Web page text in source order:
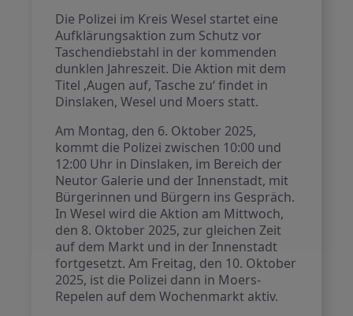
Die Polizei im Kreis Wesel startet eine
Aufklärungsaktion zum Schutz vor
Taschendiebstahl in der kommenden
dunklen Jahreszeit. Die Aktion mit dem
Titel ‚Augen auf, Tasche zu‘ findet in
Dinslaken, Wesel und Moers statt.
Am Montag, den 6. Oktober 2025,
kommt die Polizei zwischen 10:00 und
12:00 Uhr in Dinslaken, im Bereich der
Neutor Galerie und der Innenstadt, mit
Bürgerinnen und Bürgern ins Gespräch.
In Wesel wird die Aktion am Mittwoch,
den 8. Oktober 2025, zur gleichen Zeit
auf dem Markt und in der Innenstadt
fortgesetzt. Am Freitag, den 10. Oktober
2025, ist die Polizei dann in Moers-
Repelen auf dem Wochenmarkt aktiv.